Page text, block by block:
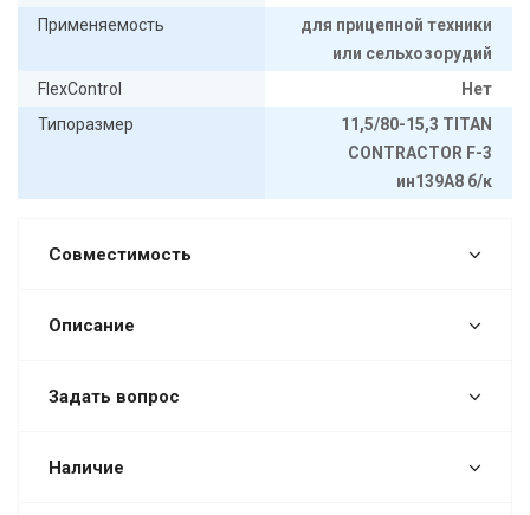
Применяемость
для прицепной техники
или сельхозорудий
FlexControl
Нет
Типоразмер
11,5/80-15,3 TITAN
CONTRACTOR F-3
ин139А8 б/к
Совместимость
Описание
Задать вопрос
Наличие